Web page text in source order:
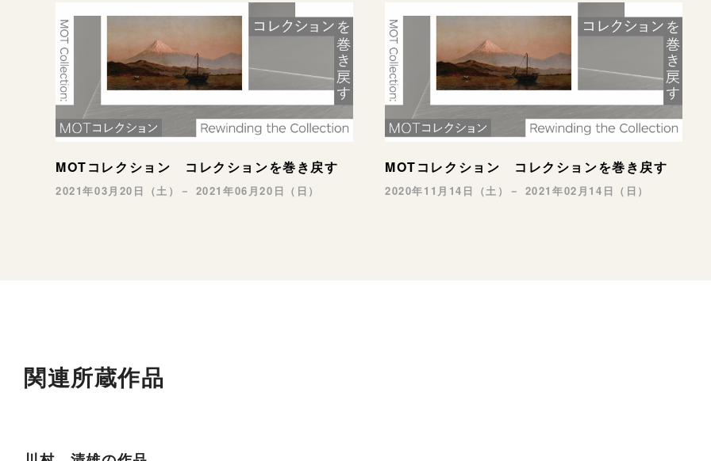
MOTコレクション コレクションを巻き戻す
2021年03月20日（土）－ 2021年06月20日（日）
MOTコレクション コレクションを巻き戻す
2020年11月14日（土）－ 2021年02月14日（日）
関連所蔵作品